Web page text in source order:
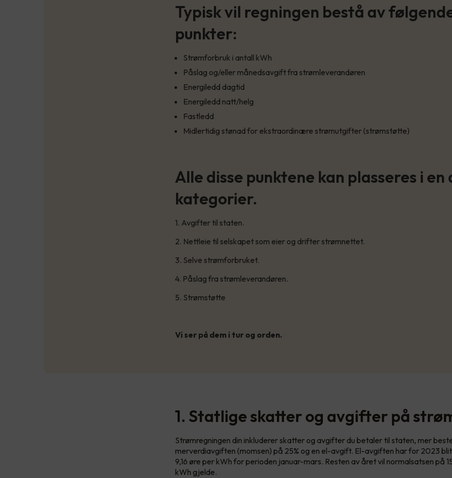
Typisk vil regningen bestå av
punkter:
Strømforbruk i antall kWh
Påslag og/eller månedsavgift fra strømleverandøren
Energiledd dagtid
Energiledd natt/helg
Fastledd
Midlertidig stønad for ekstraordinære strømutgifter (strømstøtte)
Alle disse punktene kan plasseres i en
kategorier.
1. Avgifter til staten.
2. Nettleie til selskapet som eier og drifter strømnettet.
3. Selve strømforbruket.
4. Påslag fra strømleverandøren.
5. Strømstøtte
Vi ser på dem i tur og orden.
1. Statlige skatter og avgifter på
Strømregningen din inkluderer skatter og avgifter du betaler til staten, mer
merverdiavgiften (momsen) på 25% og en el-avgift. El-avgiften har for 2023
9,16 øre per kWh for perioden januar-mars. Resten av året vil normalsatsen på
kWh gjelde.